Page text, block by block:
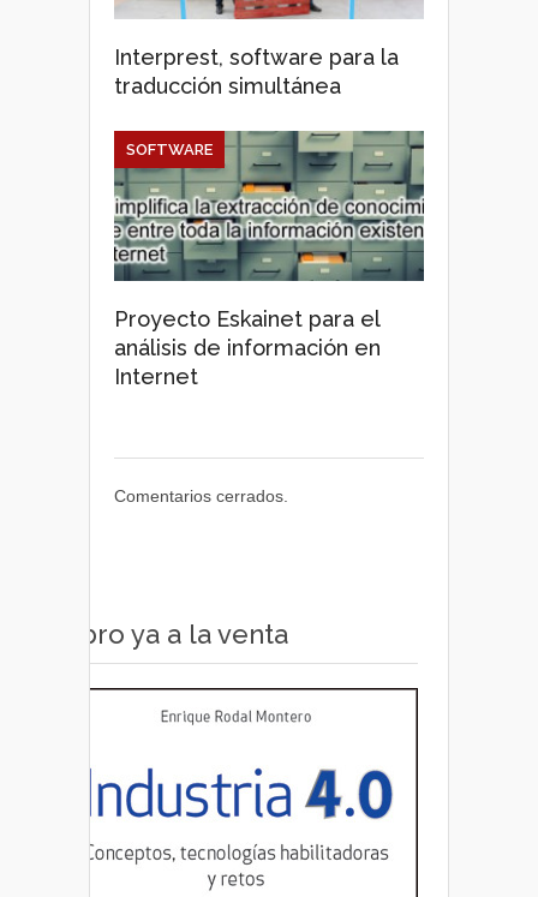
Interprest, software para la
traducción simultánea
Proyecto Eskainet para el
análisis de información en
Internet
SOFTWARE
Comentarios cerrados.
Libro ya a la venta